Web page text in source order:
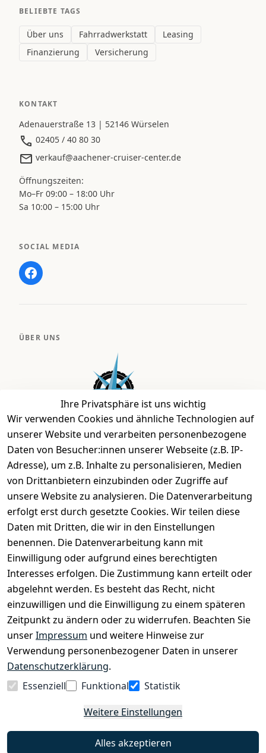
Ihre Privatsphäre ist uns wichtig
Wir verwenden Cookies und ähnliche Technologien auf
unserer Website und verarbeiten personenbezogene
Daten von Besucher:innen unserer Webseite (z.B. IP-
Adresse), um z.B. Inhalte zu personalisieren, Medien
von Drittanbietern einzubinden oder Zugriffe auf
unsere Website zu analysieren. Die Datenverarbeitung
erfolgt erst durch gesetzte Cookies. Wir teilen diese
Daten mit Dritten, die wir in den Einstellungen
benennen. Die Datenverarbeitung kann mit
Einwilligung oder aufgrund eines berechtigten
Interesses erfolgen. Die Zustimmung kann erteilt oder
abgelehnt werden. Es besteht das Recht, nicht
einzuwilligen und die Einwilligung zu einem späteren
Zeitpunkt zu ändern oder zu widerrufen. Beachten Sie
unserImpressum und weitere Hinweise zur
Verwendung personenbezogener Daten in unserer
Datenschutzerklärung.
Essenziell
Funktional
Statistik
Weitere Einstellungen
Alles akzeptieren
BELIEBTE TAGS
Über uns Fahrradwerkstatt
Leasing
Finanzierung
Versicherung
KONTAKT
Adenauerstraße 13 | 52146 Würselen
02405 / 40 80 30
verkauf@aachener-cruiser-center.de
Öffnungszeiten:
Mo–Fr 09:00 – 18:00 Uhr
Sa 10:00 – 15:00 Uhr
SOCIAL MEDIA
ÜBER UNS
Bei uns findest Du das richtige Fahrgefühl. Auf über
2.400 m² bieten wir Dir die beste Beratung zu
Kinderfahrrädern über E-MTBs bis hin zu
Lastenfahrrädern und Elektrorollern.
EINKAUFEN
› Fahrrad Aachen
› Zahlungs- und Versandbedingungen
INFORMATIONEN
› Batteriehinweis
› Widerrufsrecht
Impressum